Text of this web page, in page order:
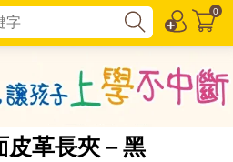
0
革長夾－黑